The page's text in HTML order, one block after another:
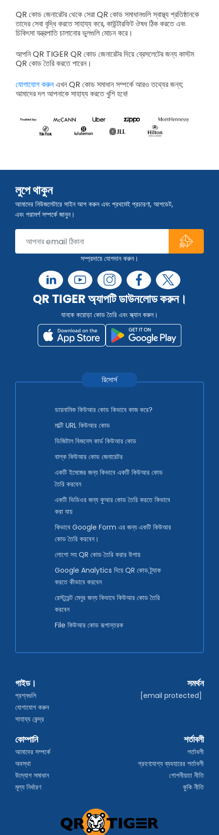
QR কোড জেনারেটর থেকে সেরা QR কোড সমাধানগুলি স্বাস্থ্য প্রতিষ্ঠানকে
তাদের সেবা বৃদ্ধি করতে সাহায্য করে, কাউন্টারফিট ঔষধ ঠিক করতে এবং
চিকিৎসা যন্ত্রপাতি চালানোর ভুলগুলি মোচন করে।
আপনি QR TIGER QR কোড জেনারেটর দিয়ে ব্রেসলেটের জন্য কাস্টম
QR কোড তৈরি করতে পারেন।
যোগাযোগ করুনএখন QR কোড সমাধান সম্পর্কে আরও তথ্যের জন্য;
আমাদের দল আপনাকে সাহায্য করতে খুশি হবে!
লুপে থাকুন
আমাদের নিউজলেটারে সাইন আপ করুন এবং প্রথমেই প্রচারণা, আপডেট,
এবং পরামর্শ সম্পর্কে জানুন।
সম্প্রদায়ে যোগদান করুন।
QR TIGER অ্যাপটি ডাউনলোড করুন।
যানকে করোড়া কোড তৈরি এবং স্ক্যান করুন।
রিসোর্স
ডায়নামিক কিউআর কোড কিভাবে কাজ করে?
মাল্টি URL কিউআর কোড
ডিজিটাল বিজনেস কার্ড কিউআর কোড
বাল্ক কিউআর কোড জেনারেটর
একটি ইমেজের জন্য কিভাবে একটি কিউআর কোড
তৈরি করবেন
একটি ভিডিওর জন্য কুআর কোড তৈরি করতে কিভাবে
করা যায়
কিভাবে Google Form এর জন্য একটি কিউআর
কোড তৈরি করবেন।
লোগো সহ QR কোড তৈরি করার উপায়
Google Analytics দিয়ে QR কোড ট্র্যাক
করতে কীভাবে করবেন
রেস্টুরেন্ট মেনুর জন্য কিভাবে কিউআর কোড তৈরি
করবেন
File কিউআর কোড রূপান্তরক
গাইড।
প্রশ্নগুলি
যোগাযোগ করুন
সাহায্য কেন্দ্র
সমর্থন
[email protected]
কোম্পানি
আমাদের সম্পর্কে
অবস্থা
উদ্যোগ সমাধান
মূল্য নির্ধারণ
শর্তাবলী
শর্তাবলী
গ্রহণযোগ্য ব্যবহারের শর্তাবলী
গোপনীয়তা নীতি
কুকি নীতি